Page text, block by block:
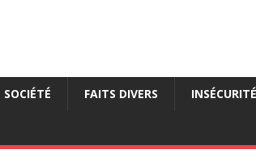
SOCIÉTÉ FAITS DIVERS INSÉCURITÉ